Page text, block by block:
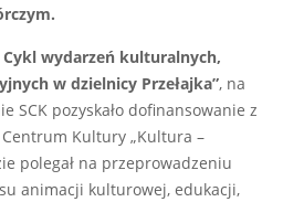
Cykl wydarzeń kulturalnych,
w dzielnicy Przełajka”, na
SCK pozyskało dofinansowanie z
Kultury „Kultura –
polegał na przeprowadzeniu
animacji kulturowej, edukacji,